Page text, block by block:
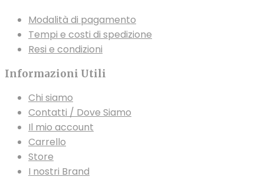
Modalità di pagamento
Tempi e costi di spedizione
Resi e condizioni
Informazioni Utili
Chi siamo
Contatti / Dove Siamo
Il mio account
Carrello
Store
I nostri Brand